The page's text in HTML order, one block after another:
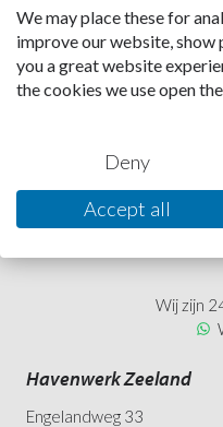
werken, hiervoor wil ik een
TCVT opleiding gaan volgen.
Wij zijn
Havenwerk Zeeland
Engelandweg 33
We may place these for
improve our website, show
you a great website
the cookies we use open
Deny
Accept all